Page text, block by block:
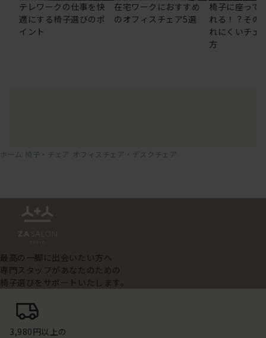
テレワークの仕事を快
適にする椅子選びのポ
イント
在宅ワークにおすすめ
のオフィスチェア5選
椅子に座って
れる！？その
れにくいチェ
方
ホーム 椅子・チェア オフィスチェア・デスクチェア
最高の一脚に出会いたい方へ
専門スタッフがあなたのための
椅子選びをサポートいたします。
3,980円以上の